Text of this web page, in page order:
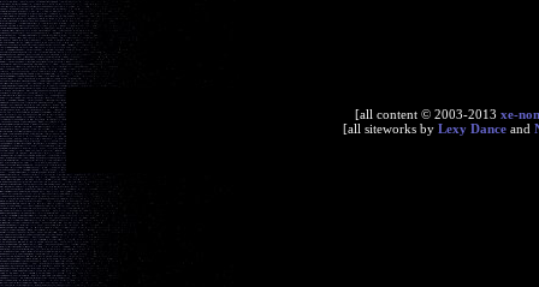
[all content © 2003-2013 xe-
[all siteworks by Lexy Dance and